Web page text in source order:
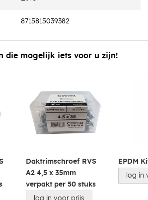
8715815039382
die mogelijk iets voor u zijn!
Daktrimschroef RVS
A2 4,5 x 35mm
verpakt per 50 stuks
log in voor prijs
EPDM
log in